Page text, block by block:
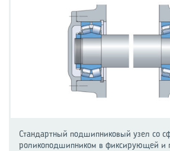
Стандартный подшипниковый узел со
роликоподшипником в фиксирующей и